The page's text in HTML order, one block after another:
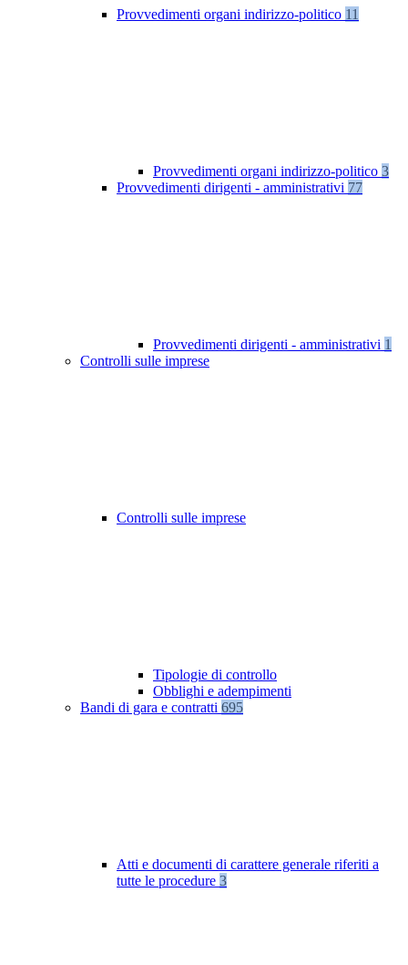
Provvedimenti organi indirizzo-politico 11
Provvedimenti organi indirizzo-politico 3
Provvedimenti dirigenti - amministrativi 77
Provvedimenti dirigenti - amministrativi 1
Controlli sulle imprese
Controlli sulle imprese
Tipologie di controllo
Obblighi e adempimenti
Bandi di gara e contratti 695
Atti e documenti di carattere generale riferiti a
tutte le procedure 3